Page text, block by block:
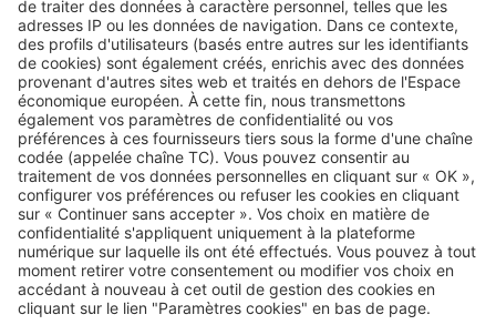
Comment optimiser l’espace dans
des bureaux de petite surface ?
Image
Dossiers
Rénover un local commercial :
coûts, autorisations, pièges à éviter
Image
Dossiers
Pourquoi (et comment) intégrer